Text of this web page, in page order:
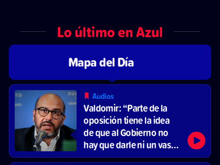
Lo último en Azul
Mapa del Día
Audios
Valdomir: “Parte de la
oposición tiene la idea
de que al Gobierno no
hay que darle ni un vaso
de agua”